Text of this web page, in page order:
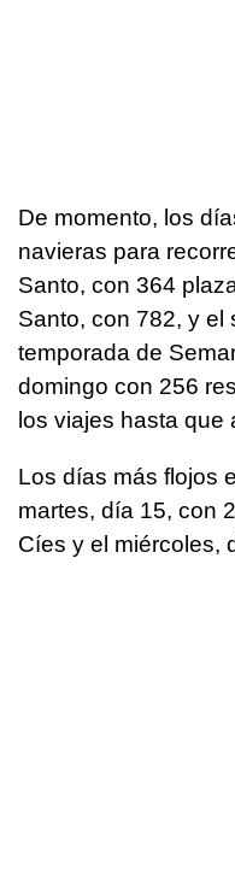
De momento, los
navieras para
Santo, con 364
Santo, con 782, y el
temporada de
domingo con 256
los viajes hasta que
Los días más flojos
martes, día 15, con
Cíes y el miércoles,